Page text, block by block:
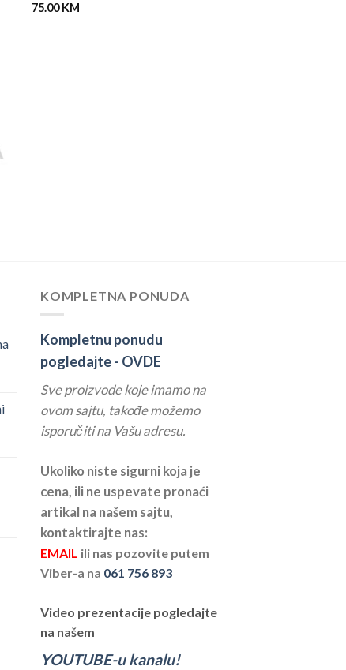
75.00KM
KOMPLETNA PONUDA
Kompletnu ponudu
pogledajte - OVDE
Sve proizvode koje imamo na
ovom sajtu, takođe možemo
isporučiti na Vašu adresu.
Ukoliko niste sigurni koja je
cena, ili ne uspevate pronaći
artikal na našem sajtu,
kontaktirajte nas:
EMAIL ili nas pozovite putem
Viber-a na 061 756 893
Video prezentacije pogledajte
na našem
YOUTUBE-u kanalu!